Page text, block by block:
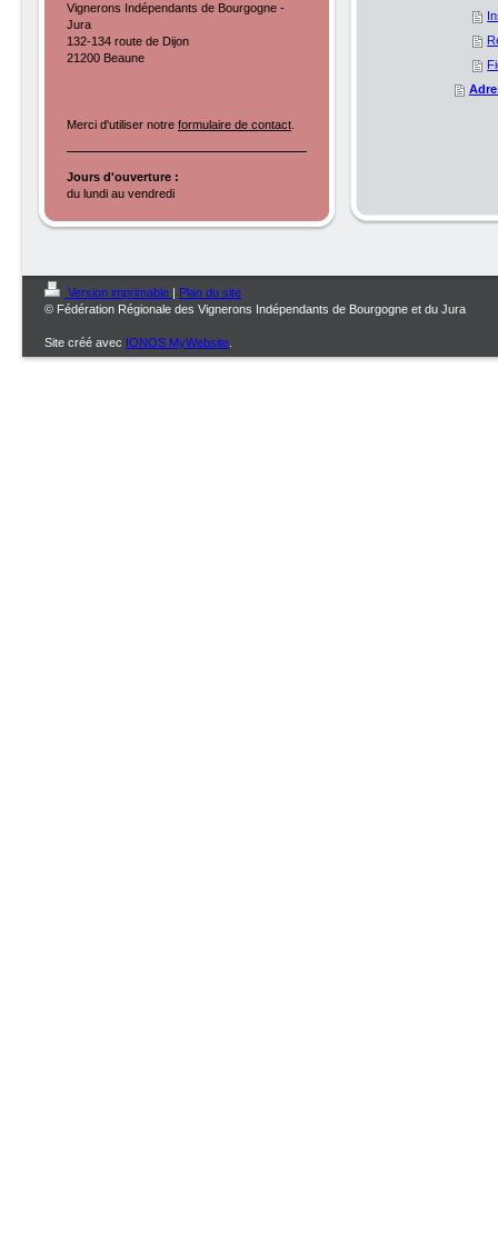
Vignerons Indépendants de Bourgogne -
Jura
132-134 route de Dijon
21200 Beaune
Merci d'utiliser notre formulaire de contact
Jours d'ouverture :
du lundi au vendredi
Version imprimable | Plan du site
© Fédération Régionale des Vignerons Indépendants de Bourgogne et du Jura
Site créé avec IONOS MyWebsite